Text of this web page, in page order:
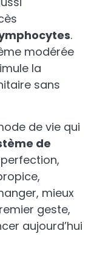
.
modérée
la
sans
de vie qui
de
perfection,
mieux
geste,
aujourd’hui